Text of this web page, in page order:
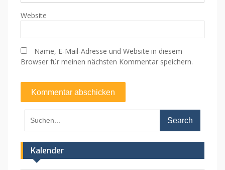
Website
Name, E-Mail-Adresse und Website in diesem
Browser für meinen nächsten Kommentar speichern.
for:
Kalender